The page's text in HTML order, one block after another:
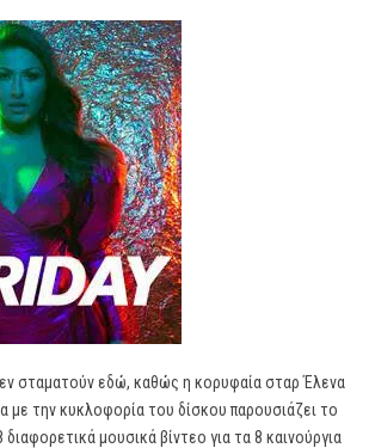
σταματούν εδώ, καθώς η κορυφαία σταρ Έλενα
με την κυκλοφορία του δίσκου παρουσιάζει το
μουσικά βίντεο για τα 8 καινούργια